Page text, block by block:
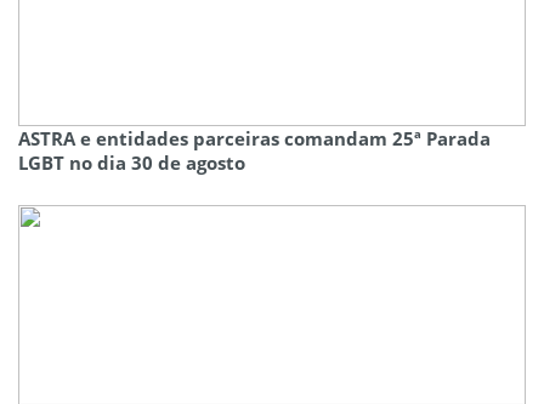
ASTRA e entidades parceiras comandam 25ª Parada
LGBT no dia 30 de agosto